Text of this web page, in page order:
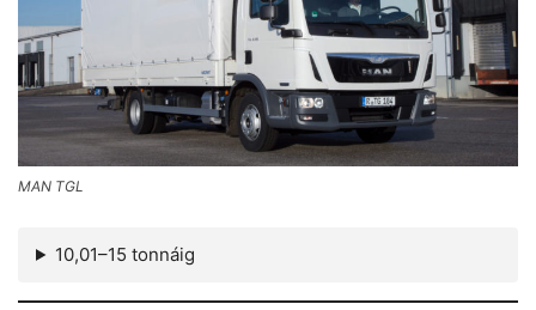
MAN TGL
10,01–15 tonnáig